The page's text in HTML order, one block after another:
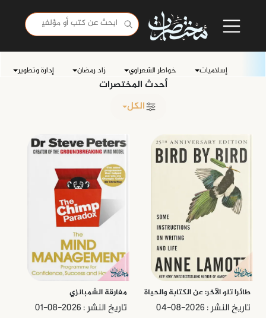
إسلاميات خواطر الشعراوي زاد رمضان إدارة وتطوير
أحدث المختصرات
الكل
طائرا تلو الآخر: عن الكتابة والحياة
تاريخ النشر : 2026-08-04
مفارقة الشمبانزي
تاريخ النشر : 2026-08-01